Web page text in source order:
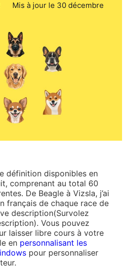
Mis à jour le 30 décembre
définition disponibles en
comprenant au total 60
De Beagle à Vizsla, j’ai
français de chaque race de
description(Survolez
Vous pouvez
laisser libre cours à votre
en personnalisant les
pour personnaliser